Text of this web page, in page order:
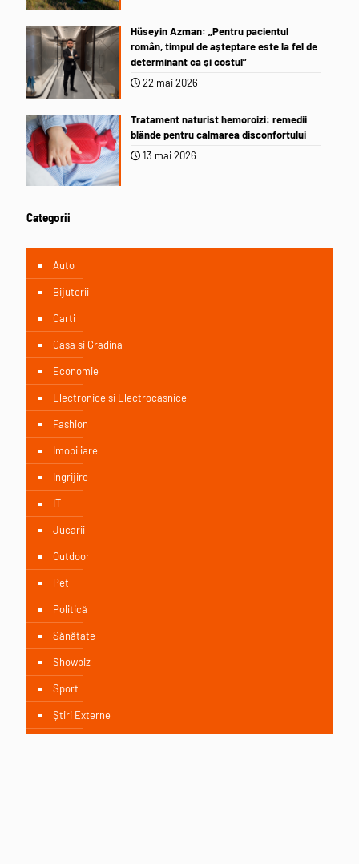
Hüseyin Azman: „Pentru pacientul
român, timpul de așteptare este la fel de
determinant ca și costul”
22 mai 2026
Tratament naturist hemoroizi: remedii
blânde pentru calmarea disconfortului
13 mai 2026
Categorii
Auto
Bijuterii
Carti
Casa si Gradina
Economie
Electronice si Electrocasnice
Fashion
Imobiliare
Ingrijire
IT
Jucarii
Outdoor
Pet
Politică
Sănătate
Showbiz
Sport
Știri Externe